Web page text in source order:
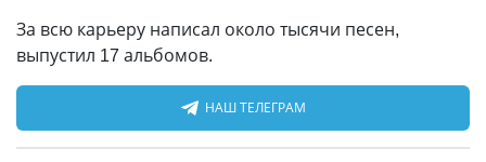
За всю карьеру написал около тысячи песен,
выпустил 17 альбомов.
НАШ ТЕЛЕГРАМ